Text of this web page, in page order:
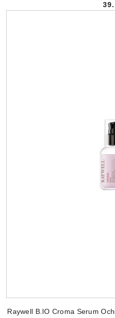
Raywell B.IO Croma Serum